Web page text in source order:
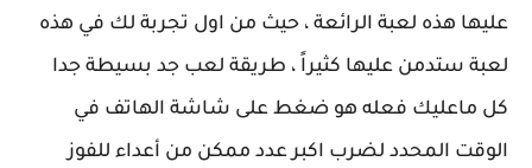
عليها هذه لعبة الرائعة ، حيث من اول تجربة لك في هذه
لعبة ستدمن عليها كثيراً ، طريقة لعب جد بسيطة جدا
كل ماعليك فعله هو ضغط على شاشة الهاتف في
الوقت المحدد لضرب اكبر عدد ممكن من أعداء للفوز